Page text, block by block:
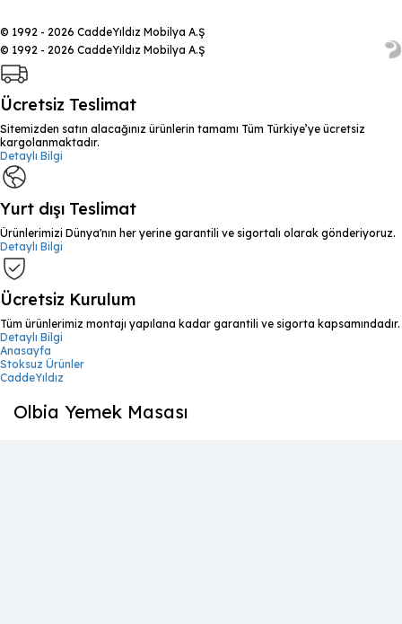
© 1992 - 2026 CaddeYıldız Mobilya A.Ş
© 1992 - 2026 CaddeYıldız Mobilya A.Ş
Ücretsiz Teslimat
Sitemizden satın alacağınız ürünlerin tamamı Tüm Türkiye’ye ücretsiz
kargolanmaktadır.
Detaylı Bilgi
Yurt dışı Teslimat
Ürünlerimizi Dünya'nın her yerine garantili ve sigortalı olarak gönderiyoruz.
Detaylı Bilgi
Ücretsiz Kurulum
Tüm ürünlerimiz montajı yapılana kadar garantili ve sigorta kapsamındadır.
Detaylı Bilgi
Anasayfa
Stoksuz Ürünler
CaddeYıldız
Olbia Yemek Masası